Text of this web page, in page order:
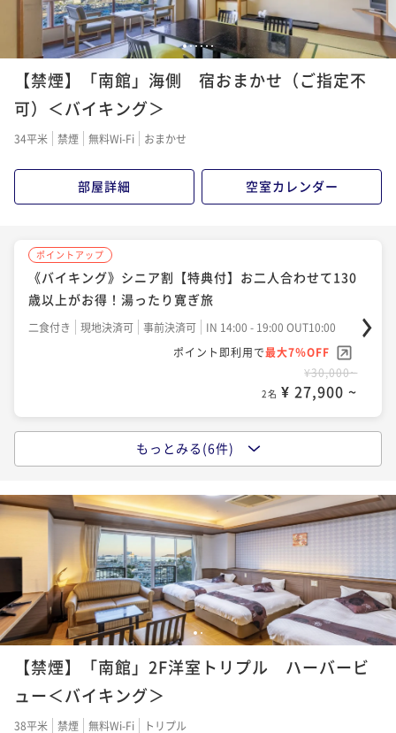
123456
【禁煙】「南館」海側 宿おまかせ（ご指定不
可）＜バイキング＞
34平米 禁煙 無料Wi-Fi おまかせ
部屋詳細 空室カレンダー
ポイントアップ
《バイキング》シニア割【特典付】お二人合わせて130
歳以上がお得！湯ったり寛ぎ旅
二食付き 現地決済可 事前決済可
IN 14:00 - 19:00 OUT10:00
ポイント即利用で最大7％OFF
¥30,000~
2名 ¥ 27,900 ~
《バイキング》特典付！旅応援｜海側お約束｜お日に
ち限定｜地魚の解体ショー毎夜開催｜出来立て食べ放
題
二食付き 現地決済可 事前決済可
IN 14:00 - 19:00 OUT10:00
ポイント即利用で
最大7％OFF
¥30,800~
2名 ¥ 28,644 ~
ポイントアップ
《バイキング》＜早割21＞レギュラープラン｜地魚の
解体ショー毎夜開催＆牛肉鉄板焼など出来立て食べ放
二食付き 現地決済可
もっとみる(6件)
12
【禁煙】「南館」2F洋室トリプル ハーバービ
ュー＜バイキング＞
38平米 禁煙 無料Wi-Fi トリプル